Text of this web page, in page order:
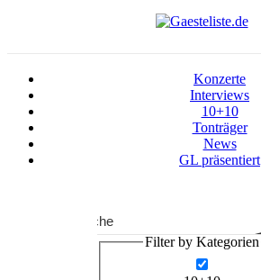
Konzerte
Interviews
10+10
Tonträger
News
GL präsentiert
Suche
Filter by Kategorien